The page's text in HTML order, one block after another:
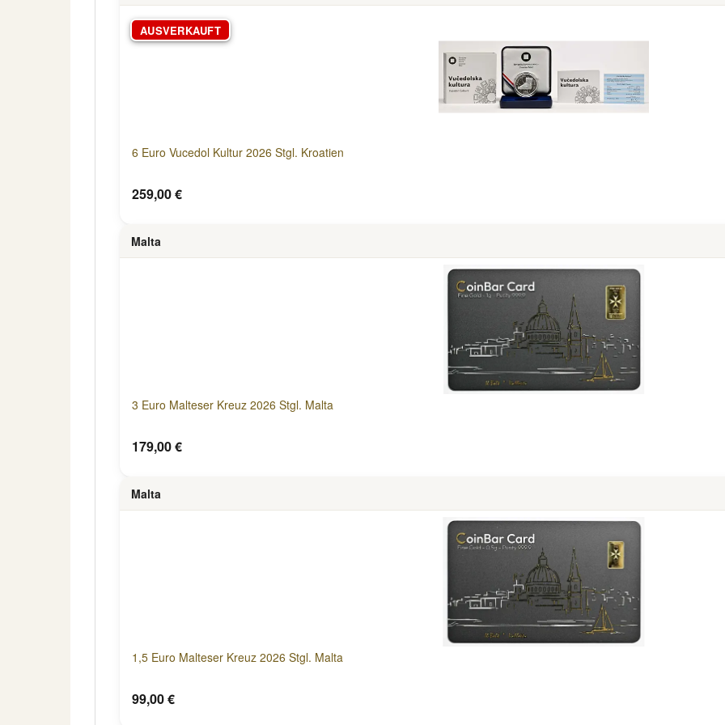
AUSVERKAUFT
6 Euro Vucedol Kultur 2026 Stgl. Kroatien
259,00 €
Malta
3 Euro Malteser Kreuz 2026 Stgl. Malta
179,00 €
Malta
1,5 Euro Malteser Kreuz 2026 Stgl. Malta
99,00 €